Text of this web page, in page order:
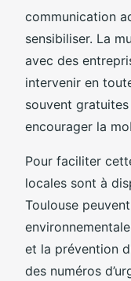
communication
sensibiliser. La
avec des
intervenir en
souvent
encourager la
Pour faciliter
locales sont à
Toulouse
et la prévention
des numéros